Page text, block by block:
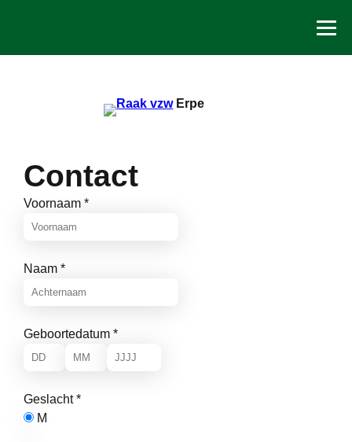
Erpe
Contact
Voornaam *
Naam *
Geboortedatum *
Geslacht*
M